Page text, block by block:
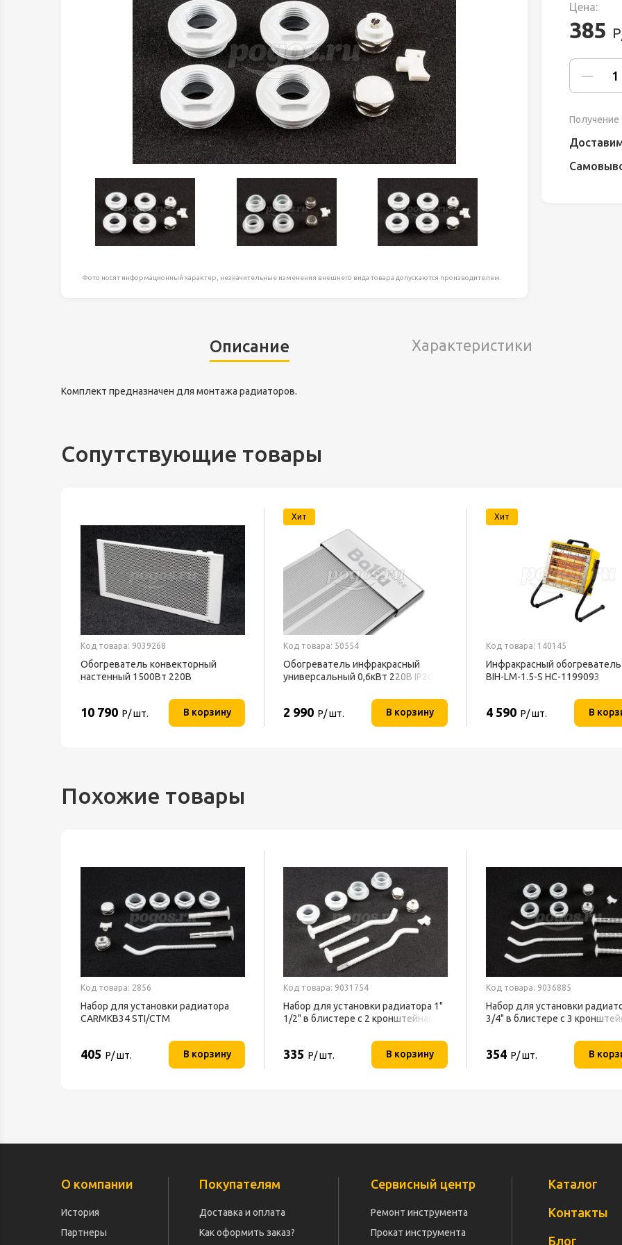
Оборудование для работ на
высоте
Пневматика, Гидравлика
Промышленная химия
Распродажа
Расходные материалы и
оснастка
Сантехника
Такелаж
Товары для дома, сада, отдыха
Фото носят информационный характер, незначительные изменения внешнего вида товара допускаются производителем.
Цена:
385
Получение
Описание Характеристики
Комплект предназначен для монтажа радиаторов.
Сопутствующие товары
Код товара: 9039268
Обогреватель конвекторный
настенный 1500Вт 220В
10 790 Р/ шт. В корзину
Хит
Код товара: 50554
Обогреватель инфракрасный
универсальный 0,6кВт 220В IP20
2 990 Р/ шт. В корзину
Хит
Код товара: 140145
Инфракрасный
BIH-LM-1.5-S НС-1199093
4 590 Р/ шт. В
Похожие товары
Код товара: 2856
Набор для установки радиатора
CARMKB34 STI/СТМ
405 Р/ шт. В корзину
Код товара: 9031754
Набор для установки радиатора 1"
1/2" в блистере с 2 кронштейнами
335 Р/ шт. В корзину
Код товара: 9036885
Набор для установки
3/4" в блистере с 3
354 Р/ шт. В
О компании
История
Партнеры
Покупателям
Доставка и оплата
Как оформить заказ?
Сервисный центр
Ремонт инструмента
Прокат инструмента
Каталог
Контакты
Блог